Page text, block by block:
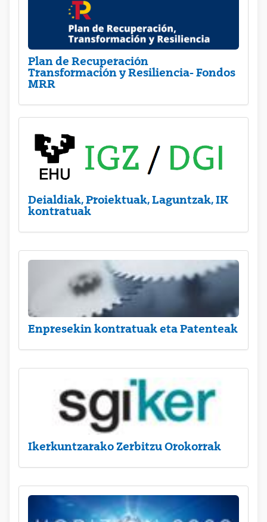
Plan de Recuperación
Transformación y Resiliencia- Fondos
MRR
Deialdiak, Proiektuak, Laguntzak, IK
kontratuak
Enpresekin kontratuak eta Patenteak
Ikerkuntzarako Zerbitzu Orokorrak